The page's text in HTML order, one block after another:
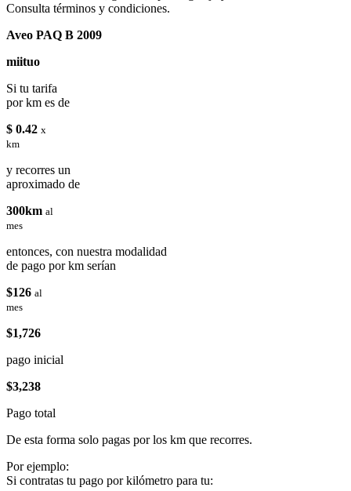
Consulta términos y condiciones.
Aveo PAQ B 2009
miituo
Si tu tarifa
por km es de
$ 0.42 x
km
y recorres un
aproximado de
300km al
mes
entonces, con nuestra modalidad
de pago por km serían
$126 al
mes
$1,726
pago inicial
$3,238
Pago total
De esta forma solo pagas por los km que recorres.
Por ejemplo:
Si contratas tu pago por kilómetro para tu: